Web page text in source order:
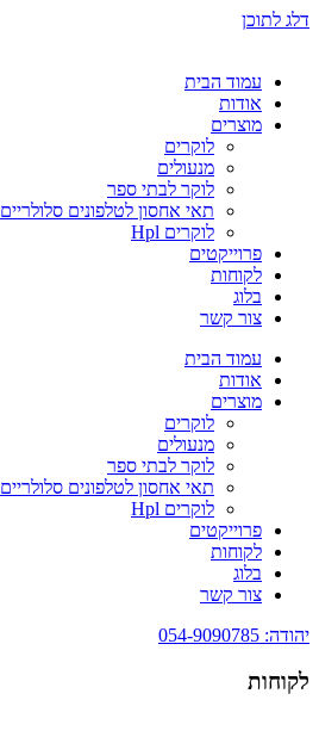
דלג לתוכן
עמוד הבית
אודות
מוצרים
לוקרים
מנעולים
לוקר לבתי ספר
תאי אחסון לטלפונים סלולריים
לוקרים Hpl
פרוייקטים
לקוחות
בלוג
צור קשר
עמוד הבית
אודות
מוצרים
לוקרים
מנעולים
לוקר לבתי ספר
תאי אחסון לטלפונים סלולריים
לוקרים Hpl
פרוייקטים
לקוחות
בלוג
צור קשר
יהודה: 054-9090785
לקוחות